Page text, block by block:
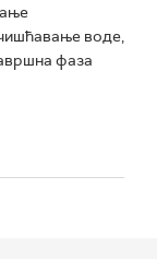
воде,
фаза